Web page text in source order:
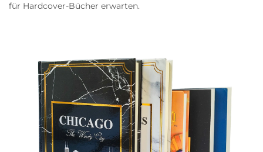
für Hardcover-Bücher erwarten.